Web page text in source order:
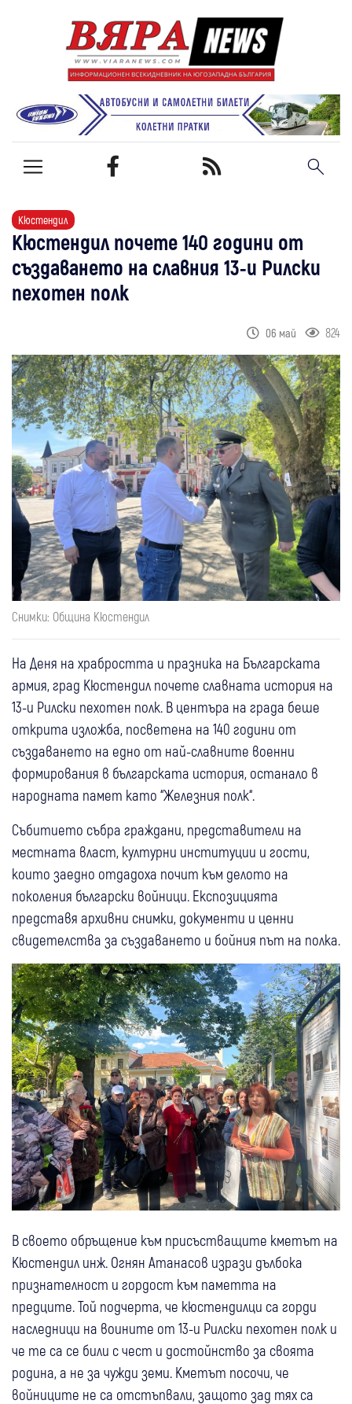
Кюстендил
Кюстендил почете 140 години от
създаването на славния 13-и Рилски
пехотен полк
06 май 824
Снимки: Община Кюстендил
На Деня на храбростта и празника на Българската
армия, град Кюстендил почете славната история на
13-и Рилски пехотен полк. В центъра на града беше
открита изложба, посветена на 140 години от
създаването на едно от най-славните военни
формирования в българската история, останало в
народната памет като “Железния полк“.
Събитието събра граждани, представители на
местната власт, културни институции и гости,
които заедно отдадоха почит към делото на
поколения български войници. Експозицията
представя архивни снимки, документи и ценни
свидетелства за създаването и бойния път на полка.
В своето обръщение към присъстващите кметът на
Кюстендил инж. Огнян Атанасов изрази дълбока
признателност и гордост към паметта на
предците. Той подчерта, че кюстендилци са горди
наследници на воините от 13-и Рилски пехотен полк и
че те са се били с чест и достойнство за своята
родина, а не за чужди земи. Кметът посочи, че
войниците не са отстъпвали, защото зад тях са